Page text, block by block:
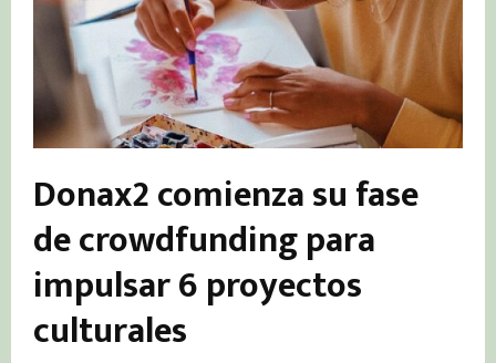
Donax2 comienza su fase
de crowdfunding para
impulsar 6 proyectos
culturales